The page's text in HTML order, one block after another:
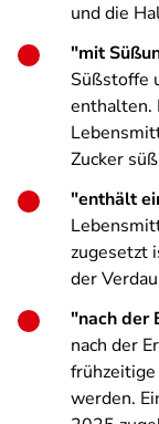
und die
"mit
Süßstoffe
enthalten.
Zucker
"enthält
zugesetzt
der
"nach der
nach der
werden.